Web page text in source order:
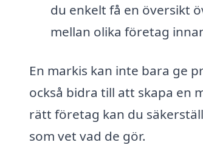
du enkelt få en översikt
mellan olika företag
En markis kan inte bara ge
också bidra till att skapa en
rätt företag kan du
som vet vad de gör.